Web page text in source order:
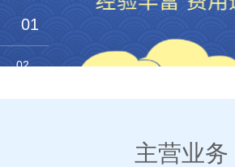
01
02
主营业务